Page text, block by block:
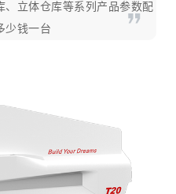
、立体仓库等系列产品参数配
少钱一台